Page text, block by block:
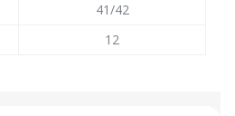
41/42
12